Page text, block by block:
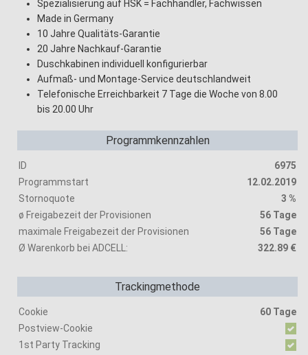
Spezialisierung auf HSK = Fachhändler, Fachwissen
Made in Germany
10 Jahre Qualitäts-Garantie
20 Jahre Nachkauf-Garantie
Duschkabinen individuell konfigurierbar
Aufmaß- und Montage-Service deutschlandweit
Telefonische Erreichbarkeit 7 Tage die Woche von 8.00
bis 20.00 Uhr
Programmkennzahlen
ID
6975
Programmstart
12.02.2019
Stornoquote
3 %
ø Freigabezeit der Provisionen
56 Tage
maximale Freigabezeit der Provisionen
56 Tage
Ø Warenkorb bei ADCELL:
322.89 €
Trackingmethode
Cookie
60 Tage
Postview-Cookie
1st Party Tracking